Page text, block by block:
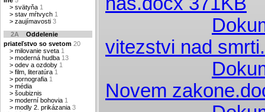
> svätyňa 1
> stav mŕtvych 1
> zaujímavosti 3
2A Oddelenie
priateľstvo so svetom 20
> milovanie sveta 1
> moderná hudba 13
> odev a ozdoby 1
> film, literatúra 1
> pornografia 1
> média
> šoubiznis
> moderní bohovia 1
> modly 2. prikázania 3
vitezstvi nad
Novem